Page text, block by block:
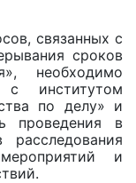
связанных с
сроков
необходимо
с институтом
по делу» и
проведения в
и